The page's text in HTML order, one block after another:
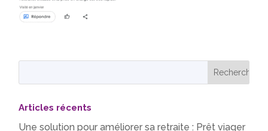
Articles récents
Une solution pour améliorer sa retraite : Prêt viager